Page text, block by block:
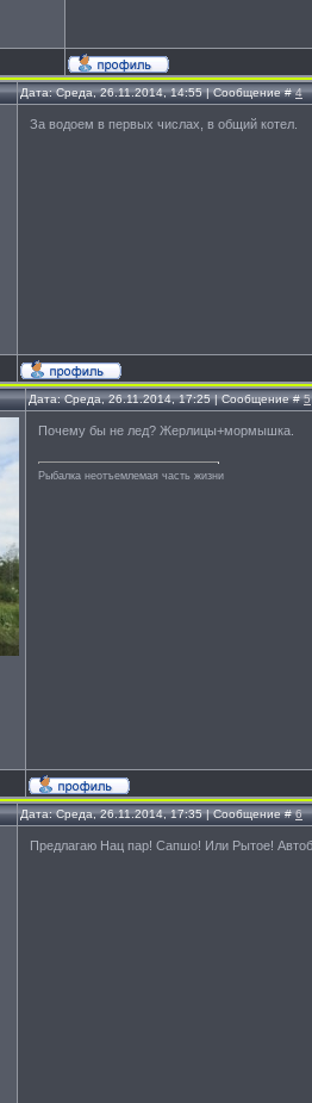
Дата: Среда, 26.11.2014, 14:55 | Сообщение #4
За водоем в первых числах, в общий котел.
Дата: Среда, 26.11.2014, 17:25 | Сообщение #5
Почему бы не лед? Жерлицы+мормышка.
Рыбалка неотъемлемая часть жизни
Дата: Среда, 26.11.2014, 17:35 | Сообщение #6
Предлагаю Нац пар! Сапшо! Или Рытое!